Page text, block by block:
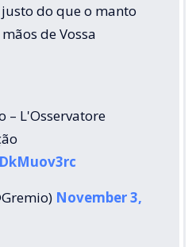
do que o manto
de Vossa
– L'Osservatore
November 3,